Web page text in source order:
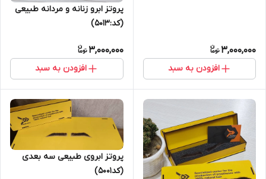
3,000,000
افزودن به سبد
پروتز ابرو زنانه و مردانه طبیعی
(کد:5013)
3,000,000
افزودن به سبد
پروتز ابروی طبیعی سه بعدی
(کد5001)